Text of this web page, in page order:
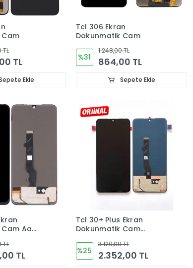
TL
TL
Ekle
Tcl 306 Ekran
Dokunmatik Cam
%31
1.248,00 TL
864,00 TL
Sepete Ekle
Aa
TL
TL
Tcl 30+ Plus Ekran
Dokunmatik Cam
%25
3.120,00 TL
2.352,00 TL